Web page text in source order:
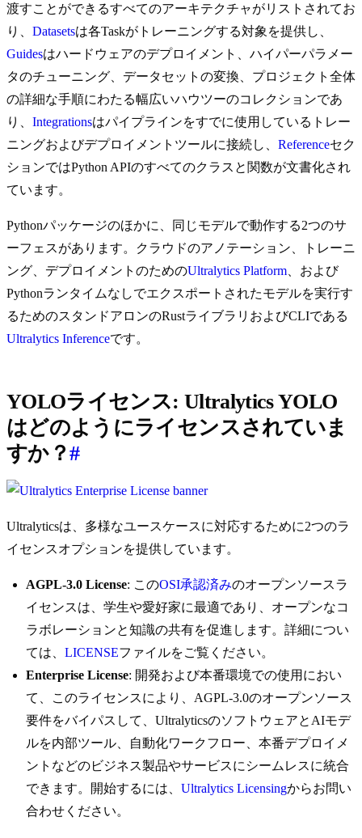
渡すことができるすべてのアーキテクチャがリストされてお
り、 Datasetsは各Taskがトレーニングする対象を提供し、
Guidesはハードウェアのデプロイメント、ハイパーパラメー
タのチューニング、データセットの変換、プロジェクト全体
の詳細な手順にわたる幅広いハウツーのコレクションであ
り、 Integrationsはパイプラインをすでに使用しているトレー
ニングおよびデプロイメントツールに接続し、 Referenceセク
ションではPython APIのすべてのクラスと関数が文書化され
ています。
Pythonパッケージのほかに、同じモデルで動作する2つのサ
ーフェスがあります。クラウドのアノテーション、トレーニ
ング、デプロイメントのためのUltralytics Platform 、および
Pythonランタイムなしでエクスポートされたモデルを実行す
るためのスタンドアロンのRustライブラリおよびCLIである
Ultralytics Inferenceです。
YOLOライセンス: Ultralytics YOLO
はどのようにライセンスされていま
すか？#
Ultralyticsは、多様なユースケースに対応するために2つのラ
イセンスオプションを提供しています。
AGPL-3.0 License: このOSI承認済みのオープンソースラ
イセンスは、学生や愛好家に最適であり、オープンなコ
ラボレーションと知識の共有を促進します。詳細につい
ては、 LICENSEファイルをご覧ください。
Enterprise License: 開発および本番環境での使用におい
て、このライセンスにより、AGPL-3.0のオープンソース
要件をバイパスして、UltralyticsのソフトウェアとAIモデ
ルを内部ツール、自動化ワークフロー、本番デプロイメ
ントなどのビジネス製品やサービスにシームレスに統合
できます。開始するには、 Ultralytics Licensingからお問い
合わせください。